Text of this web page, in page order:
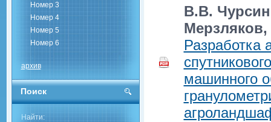
Номер 3
Номер 4
Номер 5
Номер 6
архив
Поиск
Найти:
В.В.
Разработка
машинного